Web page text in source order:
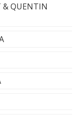
& QUENTIN